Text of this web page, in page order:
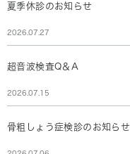
夏季休診のお知らせ
2026.07.27
超音波検査Q＆A
2026.07.15
骨粗しょう症検診のお知らせ